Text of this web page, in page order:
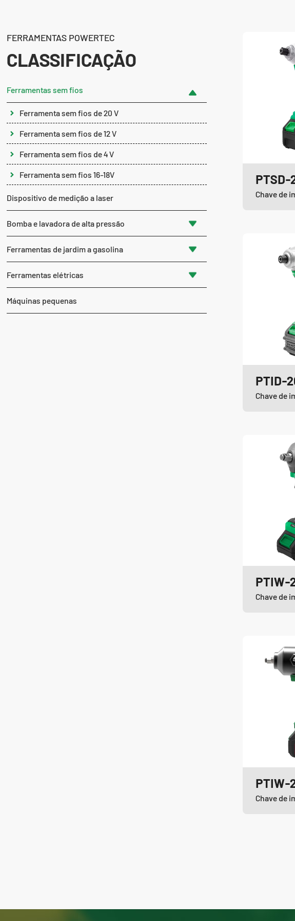
FERRAMENTAS POWERTEC
CLASSIFICAÇÃO
Ferramentas sem fios
Ferramenta sem fios de 20 V
Ferramenta sem fios de 12 V
Ferramenta sem fios de 4 V
Ferramenta sem fios 16-18V
Dispositivo de medição a laser
Bomba e lavadora de alta pressão
Ferramentas de jardim a gasolina
Ferramentas elétricas
Máquinas pequenas
PTSD-
PTID-
PTIW-
PTIW-